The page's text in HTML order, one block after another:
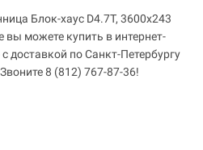
Блок-хаус D4.7T, 3600х243
можете купить в интернет-
доставкой по Санкт-Петербургу
8 (812) 767-87-36!